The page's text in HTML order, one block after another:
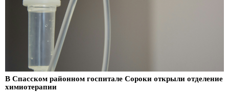
В Спасском районном госпитале Сороки открыли отделение
химиотерапии